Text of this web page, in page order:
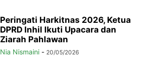
Peringati Harkitnas 2026, Ketua
DPRD Inhil Ikuti Upacara dan
Ziarah Pahlawan
Nia Nismaini - 20/05/2026